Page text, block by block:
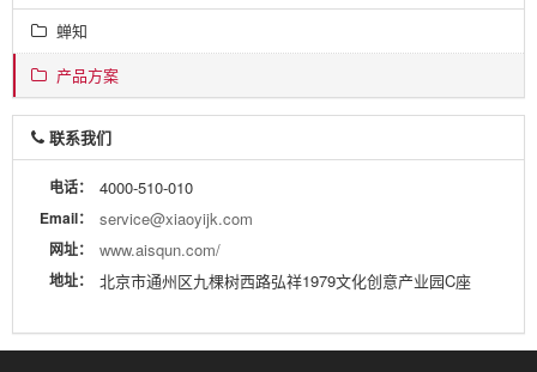
蝉知
产品方案
联系我们
电话： 4000-510-010
Email： service@xiaoyijk.com
网址： www.aisqun.com/
地址： 北京市通州区九棵树西路弘祥1979文化创意产业园C座